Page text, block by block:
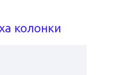
колонки